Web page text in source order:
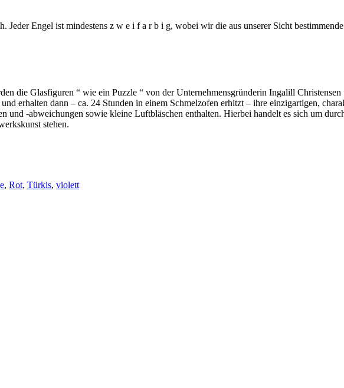
Jeder Engel ist mindestens z w e i f a r b i g, wobei wir die aus unserer Sicht
die Glasfiguren “ wie ein Puzzle “ von der Unternehmensgründerin Ingalill
erhalten dann – ca. 24 Stunden in einem Schmelzofen erhitzt – ihre einzigartigen,
und -abweichungen sowie kleine Luftbläschen enthalten. Hierbei handelt es sich um
stehen.
, Rot, Türkis, violett